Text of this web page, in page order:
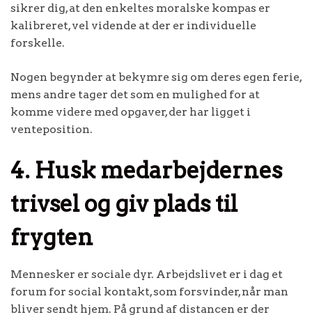
sikrer dig, at den enkeltes moralske kompas er
kalibreret, vel vidende at der er individuelle
forskelle.
Nogen begynder at bekymre sig om deres egen ferie,
mens andre tager det som en mulighed for at
komme videre med opgaver, der har ligget i
venteposition.
4. Husk medarbejdernes
trivsel og giv plads til
frygten
Mennesker er sociale dyr. Arbejdslivet er i dag et
forum for social kontakt, som forsvinder, når man
bliver sendt hjem. På grund af distancen er der